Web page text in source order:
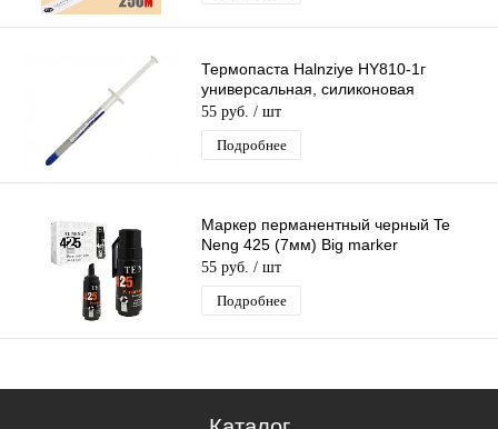
Термопаста Halnziye HY810-1г
универсальная, силиконовая
55 руб. / шт
Подробнее
Маркер перманентный черный Te
Neng 425 (7мм) Big marker
55 руб. / шт
Подробнее